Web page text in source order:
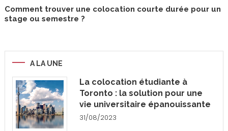
Comment trouver une colocation courte durée pour un
stage ou semestre ?
A LA UNE
La colocation étudiante à
Toronto : la solution pour une
vie universitaire épanouissante
31/08/2023